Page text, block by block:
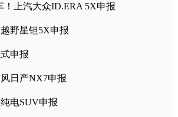
！上汽大众ID.ERA 5X申报
野星钽5X申报
申报
日产NX7申报
电SUV申报